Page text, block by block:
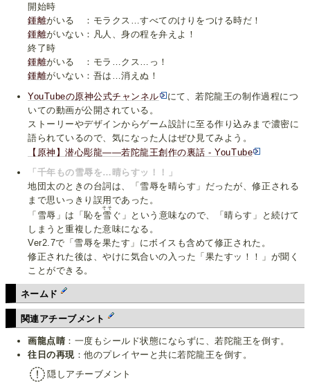
開始時
鍾離がいる ：モラクス…すべてのけりをつける時だ！
鍾離がいない：凡人、身の程を弁えよ！
終了時
鍾離がいる ：モラ…クス…っ！
鍾離がいない：吾は…消えぬ！
YouTubeの原神公式チャンネル
にて、若陀龍王の制作過程につ
いての動画が公開されている。
ストーリーやデザインからゲーム設計に至る作り込みまで濃密に
語られているので、気になった人はぜひ見てみよう。
【原神】潜心彫龍——若陀龍王創作の裏話 - YouTube
「千年もの雪辱を…晴らすッ！！」
地団太のときの台詞は、「雪辱を晴らす」だったが、修正される
まで思いっきり誤用であった。
「雪辱」は「恥を雪
そそ
ぐ」という意味なので、「晴らす」と続けて
しまうと重複した意味になる。
Ver2.7で「雪辱を果たす」にボイスも含めて修正された。
修正された後は、やけに気合いの入った「果たすッ！！」が聞く
ことができる。
ネームド
関連アチーブメント
画龍点睛 ：一度もシールド状態にならずに、若陀龍王を倒す。
往日の再現 ：他のプレイヤーと共に若陀龍王を倒す。
隠しアチーブメント